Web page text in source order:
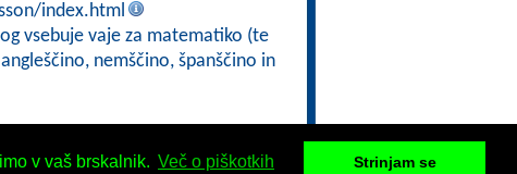
v vaš brskalnik. Več o piškotkih Strinjam se
index.html
vsebuje vaje za matematiko (te
nemščino, španščino in